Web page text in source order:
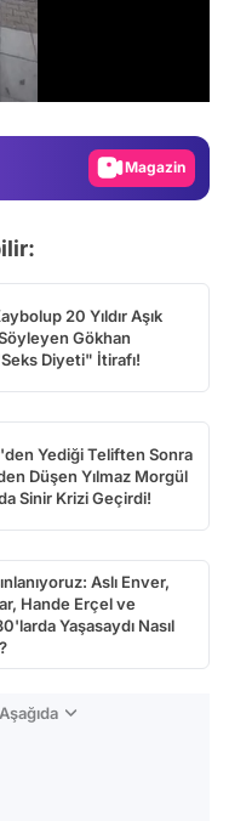
Gündem
Video
20 Yıldır Aşık
Söyleyen Gökhan
Diyeti" İtirafı!
Yediği Teliften Sonra
Düşen Yılmaz Morgül
Sinir Krizi Geçirdi!
Aslı Enver,
Hande Erçel ve
Yaşasaydı Nasıl